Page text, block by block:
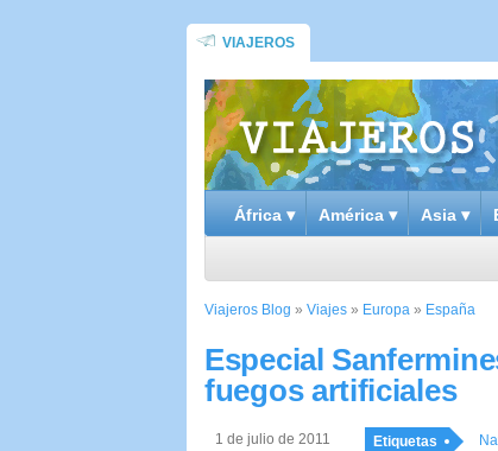
VIAJEROS
África ▾ América ▾ Asia ▾
Viajeros Blog » Viajes » Europa » España
Especial
fuegos artificiales
1 de julio de 2011 Etiquetas